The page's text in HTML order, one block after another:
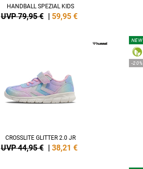
HANDBALL SPEZIAL KIDS
UVP 79,95 € | 59,95 €
CROSSLITE GLITTER 2.0 JR
UVP 44,95 € | 38,21 €
NEW
-20%